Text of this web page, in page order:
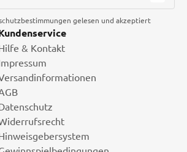
gelesen und akzeptiert
& Kontakt